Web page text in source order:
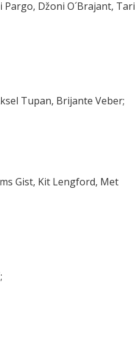
Pargo, Džoni O´Brajant,
Tupan, Brijante Veber;
Gist, Kit Lengford, Met